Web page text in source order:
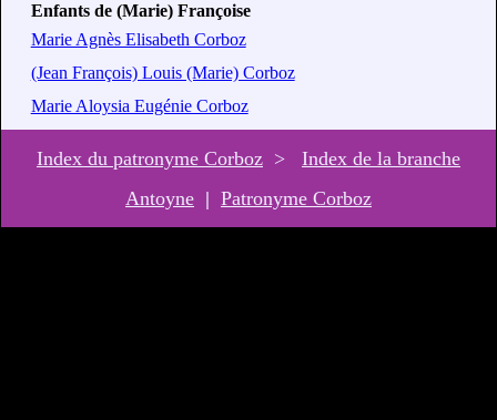
Enfants de (Marie) Françoise
Marie Agnès Elisabeth Corboz
(Jean François) Louis (Marie) Corboz
Marie Aloysia Eugénie Corboz
Index du patronyme Corboz > Index de la branche
Antoyne | Patronyme Corboz